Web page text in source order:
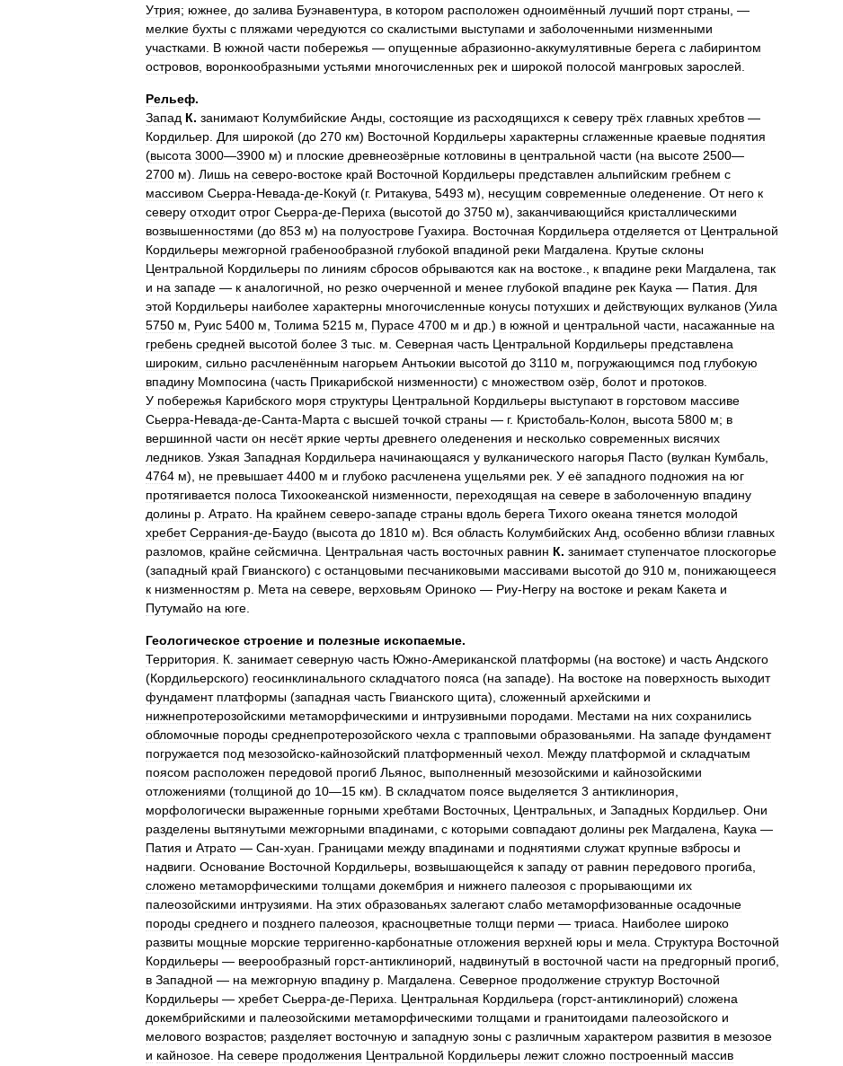
Утрия; южнее, до залива Буэнавентура, в котором расположен одноимённый лучший порт страны, —
мелкие бухты с пляжами чередуются со скалистыми выступами и заболоченными низменными
участками. В южной части побережья — опущенные абразионно-аккумулятивные берега с лабиринтом
островов, воронкообразными устьями многочисленных рек и широкой полосой мангровых зарослей.
Рельеф.
Запад К. занимают Колумбийские Анды, состоящие из расходящихся к северу трёх главных хребтов —
Кордильер. Для широкой (до 270 км) Восточной Кордильеры характерны сглаженные краевые поднятия
(высота 3000—3900 м) и плоские древнеозёрные котловины в центральной части (на высоте 2500—
2700 м). Лишь на северо-востоке край Восточной Кордильеры представлен альпийским гребнем с
массивом Сьерра-Невада-де-Кокуй (г. Ритакува, 5493 м), несущим современные оледенение. От него к
северу отходит отрог Сьерра-де-Периха (высотой до 3750 м), заканчивающийся кристаллическими
возвышенностями (до 853 м) на полуострове Гуахира. Восточная Кордильера отделяется от Центральной
Кордильеры межгорной грабенообразной глубокой впадиной реки Магдалена. Крутые склоны
Центральной Кордильеры по линиям сбросов обрываются как на востоке., к впадине реки Магдалена, так
и на западе — к аналогичной, но резко очерченной и менее глубокой впадине рек Каука — Патия. Для
этой Кордильеры наиболее характерны многочисленные конусы потухших и действующих вулканов (Уила
5750 м, Руис 5400 м, Толима 5215 м, Пурасе 4700 м и др.) в южной и центральной части, насажанные на
гребень средней высотой более 3 тыс. м. Северная часть Центральной Кордильеры представлена
широким, сильно расчленённым нагорьем Антьокии высотой до 3110 м, погружающимся под глубокую
впадину Момпосина (часть Прикарибской низменности) с множеством озёр, болот и протоков.
У побережья Карибского моря структуры Центральной Кордильеры выступают в горстовом массиве
Сьерра-Невада-де-Санта-Марта с высшей точкой страны — г. Кристобаль-Колон, высота 5800 м; в
вершинной части он несёт яркие черты древнего оледенения и несколько современных висячих
ледников. Узкая Западная Кордильера начинающаяся у вулканического нагорья Пасто (вулкан Кумбаль,
4764 м), не превышает 4400 м и глубоко расчленена ущельями рек. У её западного подножия на юг
протягивается полоса Тихоокеанской низменности, переходящая на севере в заболоченную впадину
долины р. Атрато. На крайнем северо-западе страны вдоль берега Тихого океана тянется молодой
хребет Серрания-де-Баудо (высота до 1810 м). Вся область Колумбийских Анд, особенно вблизи главных
разломов, крайне сейсмична. Центральная часть восточных равнин К. занимает ступенчатое плоскогорье
(западный край Гвианского) с останцовыми песчаниковыми массивами высотой до 910 м, понижающееся
к низменностям р. Мета на севере, верховьям Ориноко — Риу-Негру на востоке и рекам Какета и
Путумайо на юге.
Геологическое строение и полезные ископаемые.
Территория. К. занимает северную часть Южно-Американской платформы (на востоке) и часть Андского
(Кордильерского) геосинклинального складчатого пояса (на западе). На востоке на поверхность выходит
фундамент платформы (западная часть Гвианского щита), сложенный архейскими и
нижнепротерозойскими метаморфическими и интрузивными породами. Местами на них сохранились
обломочные породы среднепротерозойского чехла с трапповыми образованьями. На западе фундамент
погружается под мезозойско-кайнозойский платформенный чехол. Между платформой и складчатым
поясом расположен передовой прогиб Льянос, выполненный мезозойскими и кайнозойскими
отложениями (толщиной до 10—15 км). В складчатом поясе выделяется 3 антиклинория,
морфологически выраженные горными хребтами Восточных, Центральных, и Западных Кордильер. Они
разделены вытянутыми межгорными впадинами, с которыми совпадают долины рек Магдалена, Каука —
Патия и Атрато — Сан-хуан. Границами между впадинами и поднятиями служат крупные взбросы и
надвиги. Основание Восточной Кордильеры, возвышающейся к западу от равнин передового прогиба,
сложено метаморфическими толщами докембрия и нижнего палеозоя с прорывающими их
палеозойскими интрузиями. На этих образованьях залегают слабо метаморфизованные осадочные
породы среднего и позднего палеозоя, красноцветные толщи перми — триаса. Наиболее широко
развиты мощные морские терригенно-карбонатные отложения верхней юры и мела. Структура Восточной
Кордильеры — веерообразный горст-антиклинорий, надвинутый в восточной части на предгорный прогиб,
в Западной — на межгорную впадину р. Магдалена. Северное продолжение структур Восточной
Кордильеры — хребет Сьерра-де-Периха. Центральная Кордильера (горст-антиклинорий) сложена
докембрийскими и палеозойскими метаморфическими толщами и гранитоидами палеозойского и
мелового возрастов; разделяет восточную и западную зоны с различным характером развития в мезозое
и кайнозое. На севере продолжения Центральной Кордильеры лежит сложно построенный массив